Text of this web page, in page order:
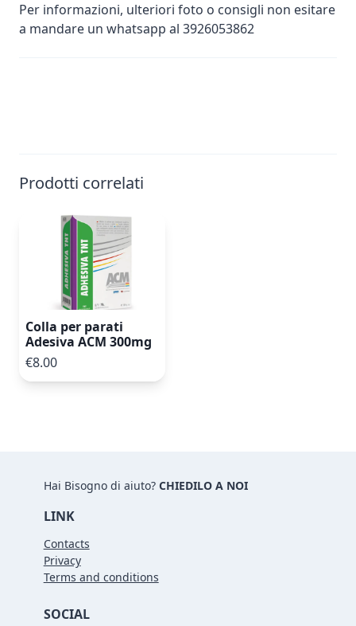
Per informazioni, ulteriori foto o consigli non esitare
a mandare un whatsapp al 3926053862
Prodotti correlati
Colla per parati
Adesiva ACM 300mg
€8.00
Hai Bisogno di aiuto? CHIEDILO A NOI
LINK
Contacts
Privacy
Terms and conditions
SOCIAL